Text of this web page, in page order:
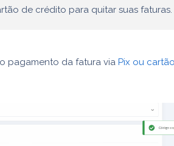
de crédito para quitar suas faturas.
pagamento da fatura via Pix ou